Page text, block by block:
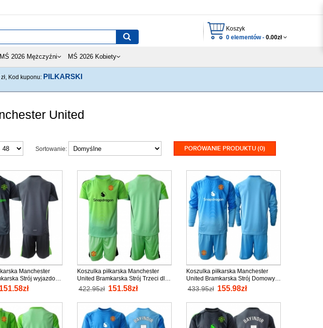
Koszyk
0 elementów - 0.00zł
MŚ 2026 Mężczyźni MŚ 2026 Kobiety
Kod kuponu: PILKARSKI
United
PORÓWANIE PRODUKTU (0)
Sortowanie:
Manchester
Strój wyjazdowy
26 tanio Krótki
spodenki)
151.58zł
Koszulka piłkarska Manchester
United Bramkarska Strój Trzeci dla
dzieci 2025-26 tanio Krótki Rękaw
(+ Krótkie spodenki)
422.95zł 151.58zł
Koszulka piłkarska Manchester
United Bramkarska Strój Domowy
dla dzieci 2025-26 tanio Długi
Rękaw (+ Krótkie spodenki)
433.95zł 155.98zł